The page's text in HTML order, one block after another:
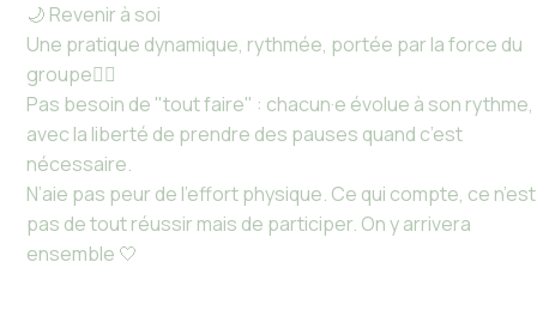
🌙 Revenir à soi
Une pratique dynamique, rythmée, portée par la force du
groupe🧘‍♀️
Pas besoin de "tout faire" : chacun·e évolue à son rythme,
avec la liberté de prendre des pauses quand c’est
nécessaire.
N’aie pas peur de l’effort physique. Ce qui compte, ce n’est
pas de tout réussir mais de participer. On y arrivera
ensemble 🤍